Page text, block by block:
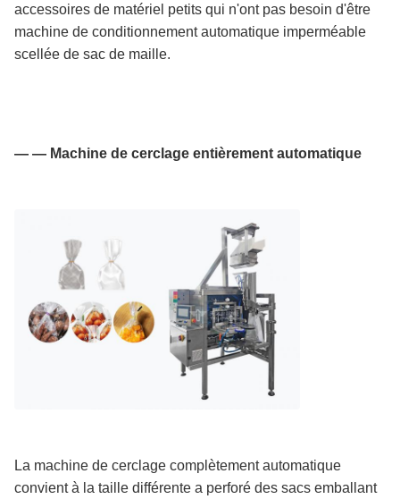
accessoires de matériel petits qui n'ont pas besoin d'être
machine de conditionnement automatique imperméable
scellée de sac de maille.
— — Machine de cerclage entièrement automatique
La machine de cerclage complètement automatique
convient à la taille différente a perforé des sacs emballant